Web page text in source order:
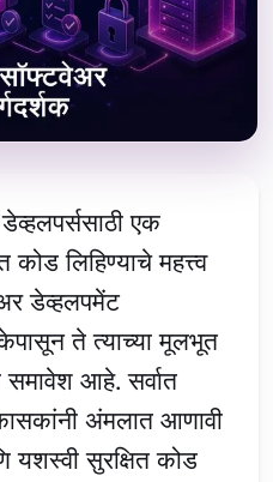
एक
कोड लिहिण्याचे महत्त्व
डेव्हलपमेंट
ते त्याच्या मूलभूत
समावेश आहे. सर्वात
अंमलात आणावी
यशस्वी सुरक्षित कोड